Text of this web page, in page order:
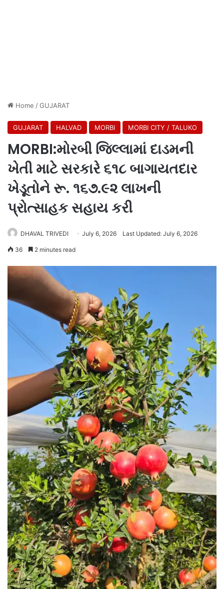
Home /GUJARAT
GUJARAT HALVAD MORBI MORBI CITY / TALUKO
MORBI:મોરબી જિલ્લામાં દાડમની
ખેતી માટે સરકારે ૬૧૮ બાગાયતદાર
ખેડૂતોને રૂ. ૧૬૭.૯૨ લાખની
પ્રોત્સાહક સહાય કરી
DHAVAL TRIVEDI July 6, 2026 Last Updated: July 6, 2026
36 2 minutes read